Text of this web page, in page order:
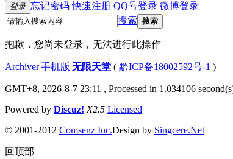
登录 忘记密码 快速注册 QQ号登录 微博登录
搜索 搜索
抱歉，您尚未登录，无法进行此操作
Archiver|手机版|无限天堂 ( 黔ICP备18002592号-1 )
GMT+8, 2026-8-7 23:11 , Processed in 1.034106
Powered by Discuz! X2.5 Licensed
© 2001-2012 Comsenz Inc.Design by Singcere.Net
回顶部